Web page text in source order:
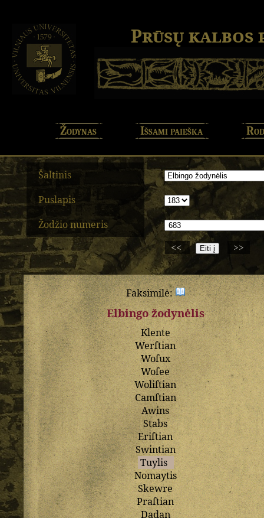
Prūsų kalbos
Žodynas Išsami paieška
Šaltinis
Puslapis
Žodžio numeris
<<
>>
Faksimilė:
Elbingo žodynėlis
Klente
Werſtian
Woſux
Woſee
Woliſtian
Camſtian
Awins
Stabs
Eriſtian
Swintian
Tuylis
Nomaytis
Skewre
Praſtian
Dadan